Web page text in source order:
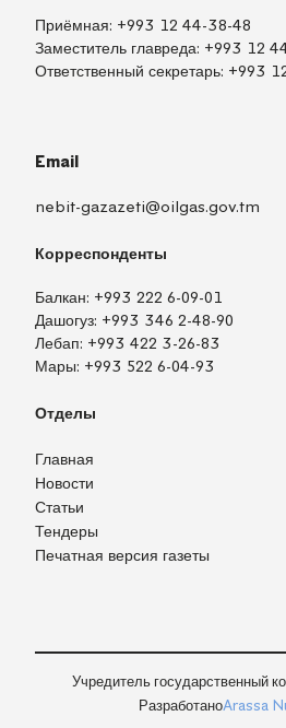
Приёмная: +993 12 44-38-48
Заместитель главреда: +993 12
Ответственный секретарь: +993
Email
nebit-gazazeti@oilgas.gov.tm
Корреспонденты
Балкан: +993 222 6-09-01
Дашогуз: +993 346 2-48-90
Лебап: +993 422 3-26-83
Мары: +993 522 6-04-93
Отделы
Главная
Новости
Статьи
Тендеры
Печатная версия газеты
Учредитель государственный
РазработаноArassa